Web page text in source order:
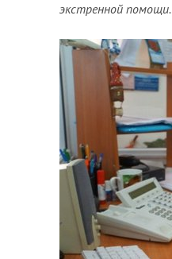
экстренной помощи.